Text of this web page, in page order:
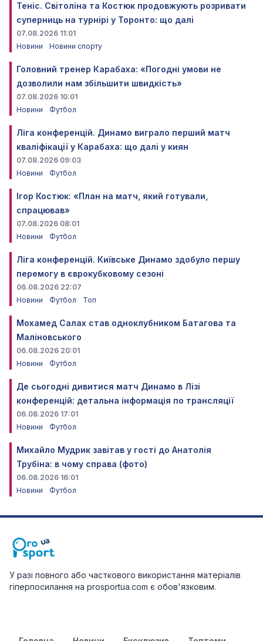
Теніс. Світоліна та Костюк продовжують розривати
суперниць на турнірі у Торонто: що далі
07.08.2026 11:01
Новини
Новини спорту
Головний тренер Карабаха: «Погодні умови не
дозволили нам збільшити швидкість»
07.08.2026 10:01
Новини
Футбол
Ліга конференцій. Динамо виграло перший матч
кваліфікації у Карабаха: що далі у киян
07.08.2026 09:03
Новини
Футбол
Ігор Костюк: «План на матч, який готували,
спрацював»
07.08.2026 08:01
Новини
Футбол
Ліга конференцій. Київське Динамо здобуло першу
перемогу в єврокубковому сезоні
06.08.2026 22:07
Новини
Футбол Топ
Мохамед Салах став одноклубником Батагова та
Маліновського
06.08.2026 20:01
Новини
Футбол
Де сьогодні дивитися матч Динамо в Лізі
конференцій: детальна інформація по трансляції
06.08.2026 17:01
Новини
Футбол
Михайло Мудрик завітав у гості до Анатолія
Трубіна: в чому справа (фото)
06.08.2026 16:01
Новини
Футбол
У разі повного або часткового використання матеріалів
гіперпосилання на prosportua.com є обов'язковим.